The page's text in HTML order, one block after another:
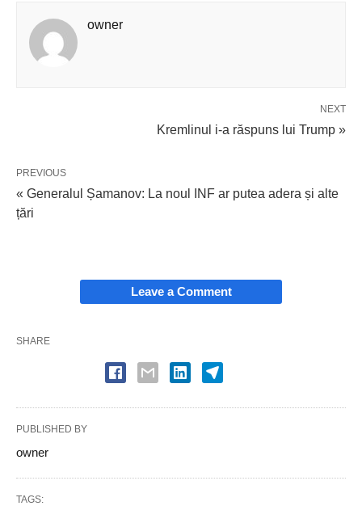
owner
NEXT
Kremlinul i-a răspuns lui Trump »
PREVIOUS
« Generalul Șamanov: La noul INF ar putea adera și alte
țări
Leave a Comment
SHARE
PUBLISHED BY
owner
TAGS: